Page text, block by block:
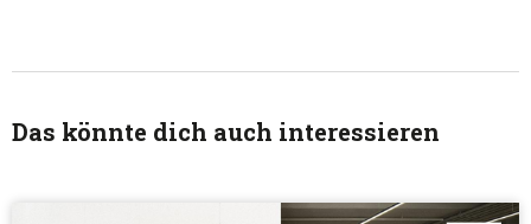
Das könnte dich auch interessieren